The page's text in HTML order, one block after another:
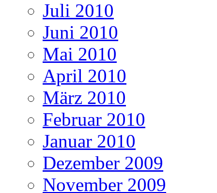
Juli 2010
Juni 2010
Mai 2010
April 2010
März 2010
Februar 2010
Januar 2010
Dezember 2009
November 2009